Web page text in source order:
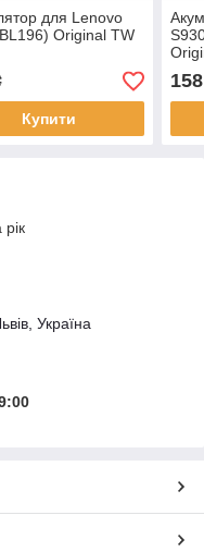
для Lenovo
Original TW
Купити
158
Україна